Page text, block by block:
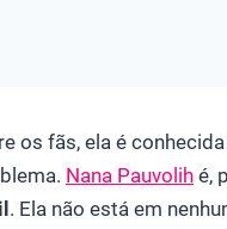
os fãs, ela é
Nana Pauvolih é,
. Ela não está em